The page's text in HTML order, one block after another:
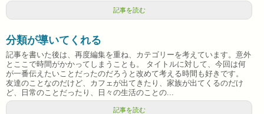
記事を読む
分類が導いてくれる
記事を書いた後は、再度編集を重ね、カテゴリーを考えています。意外
とここで時間がかかってしまうことも。 タイトルに対して、今回は何
が一番伝えたいことだったのだろうと改めて考える時間も好きです。
友達のことなのだけど、カフェが出てきたり、家族が出てくるのだけ
ど、日常のことだったり、日々の生活のことの...
記事を読む